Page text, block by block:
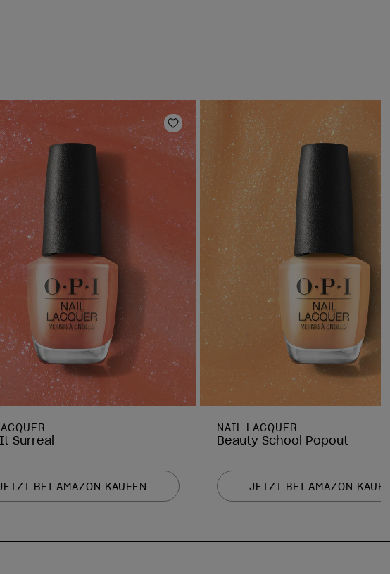
hinzufügen Zur Wunschliste hinzufügen
Surreal
BEI AMAZON KAUFEN
NAIL LACQUER
Beauty School Popout
JETZT BEI AMAZON